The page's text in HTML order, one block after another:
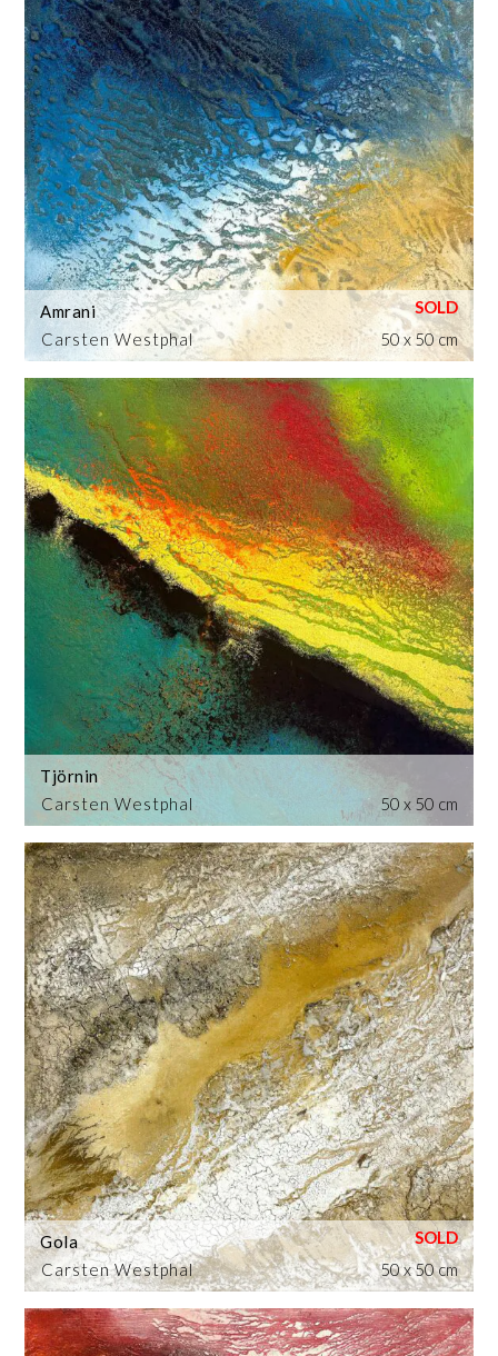
Carsten Westphal
Amrani
50 x 50 cm
Carsten Westphal
Tjörnin
50 x 50 cm
Carsten Westphal
Gola
50 x 50 cm